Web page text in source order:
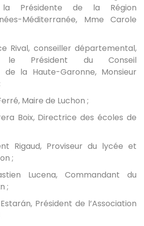
la Présidente de la Région
Méditerranée, Mme Carole
Rival, conseiller départemental,
le Président du Conseil
la Haute-Garonne, Monsieur
Maire de Luchon ;
Boix, Directrice des écoles de
Rigaud, Proviseur du lycée et
;
Lucena, Commandant du
;
Président de l’Association